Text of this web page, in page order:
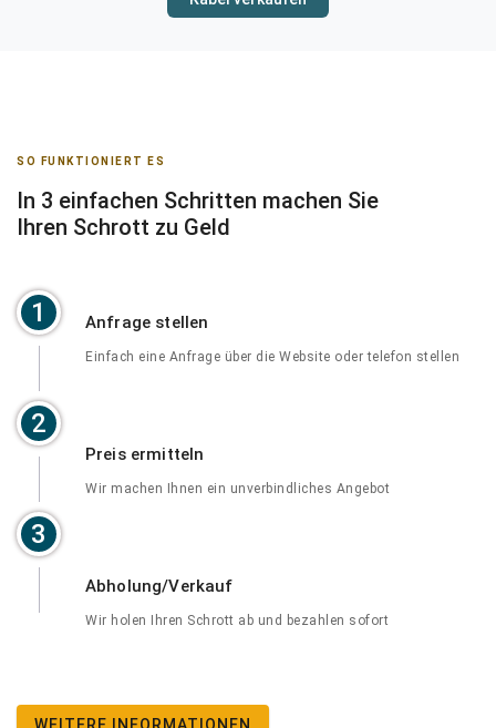
SO FUNKTIONIERT ES
In 3 einfachen Schritten machen Sie
Ihren Schrott zu Geld
1
2
3
Anfrage stellen
Einfach eine Anfrage über die Website oder telefon stellen
Preis ermitteln
Wir machen Ihnen ein unverbindliches Angebot
Abholung/Verkauf
Wir holen Ihren Schrott ab und bezahlen sofort